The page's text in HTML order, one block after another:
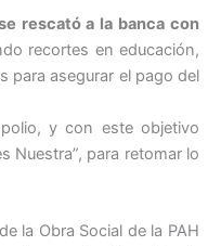
rescató a la banca con
recortes en educación,
para asegurar el pago del
y con este objetivo
Nuestra”, para retomar lo
la Obra Social de la PAH